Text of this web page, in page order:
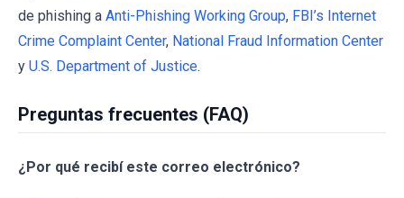
de phishing a Anti-Phishing Working Group, FBI’s Internet
Crime Complaint Center, National Fraud Information Center
y U.S. Department of Justice.
Preguntas frecuentes (FAQ)
¿Por qué recibí este correo electrónico?